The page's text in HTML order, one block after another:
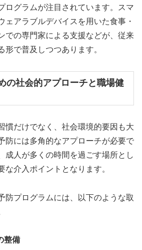
ログラムが注目されています。スマ
ェアラブルデバイスを用いた食事・
での専門家による支援などが、従来
形で普及しつつあります。
の社会的アプローチと職場健
慣だけでなく、社会環境的要因も大
防には多角的なアプローチが必要で
成人が多くの時間を過ごす場所とし
な介入ポイントとなります。
防プログラムには、以下のような取
整備